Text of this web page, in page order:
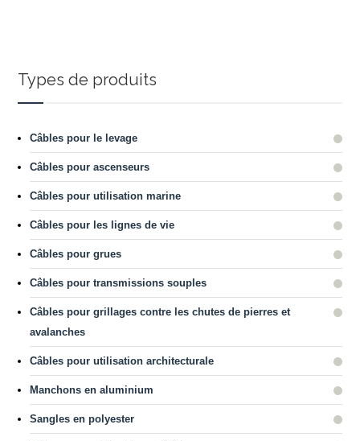
Types de produits
Câbles pour le levage
Câbles pour ascenseurs
Câbles pour utilisation marine
Câbles pour les lignes de vie
Câbles pour grues
Câbles pour transmissions souples
Câbles pour grillages contre les chutes de pierres et
avalanches
Câbles pour utilisation architecturale
Manchons en aluminium
Sangles en polyester